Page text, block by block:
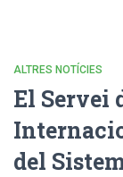
ALTRES NOTÍCIES
El Servei
del